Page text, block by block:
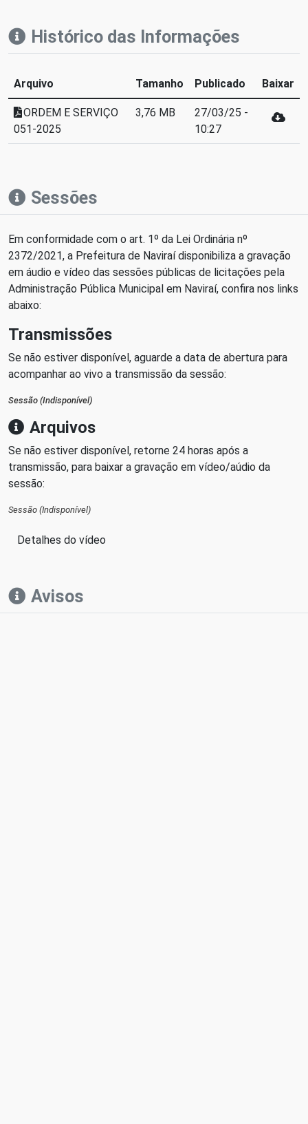
Histórico das Informações
Arquivo Tamanho Publicado Baixar
ORDEM E SERVIÇO
051-2025
3,76 MB
27/03/25 -
10:27
Sessões
Em conformidade com o art. 1º da Lei Ordinária nº
2372/2021, a Prefeitura de Naviraí disponibiliza a gravação
em áudio e vídeo das sessões públicas de licitações pela
Administração Pública Municipal em Naviraí, confira nos links
abaixo:
Transmissões
Se não estiver disponível, aguarde a data de abertura para
acompanhar ao vivo a transmissão da sessão:
Sessão (Indisponível)
Arquivos
Se não estiver disponível, retorne 24 horas após a
transmissão, para baixar a gravação em vídeo/aúdio da
sessão:
Sessão (Indisponível)
Detalhes do vídeo
Avisos